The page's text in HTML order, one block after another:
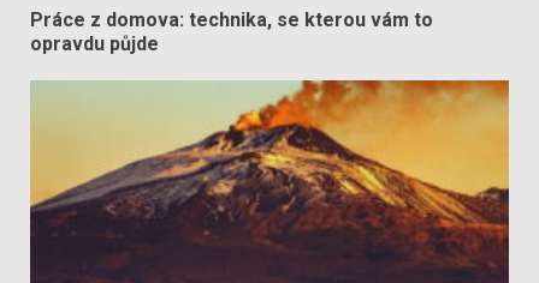
Práce z domova: technika, se kterou vám to
opravdu půjde